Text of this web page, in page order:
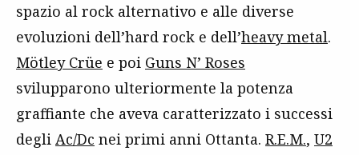
spazio al rock alternativo e alle diverse
evoluzioni dell’hard rock e dell’heavy metal.
Mötley Crüe e poi Guns N’ Roses
svilupparono ulteriormente la potenza
graffiante che aveva caratterizzato i successi
degli Ac/Dc nei primi anni Ottanta. R.E.M., U2